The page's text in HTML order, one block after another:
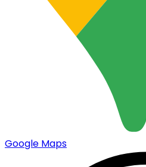
Google Maps